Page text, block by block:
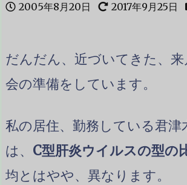
2005年8月20日 2017年9月25日
だんだん、近づいてきた、
会の準備をしています。
私の居住、勤務している君津
は、 C型肝炎ウイルスの型の
均とはやや、異なります。